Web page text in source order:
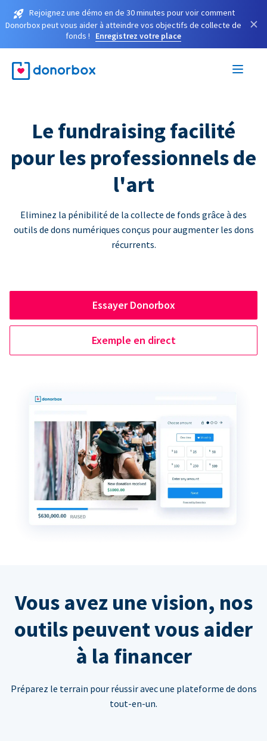
Rejoignez une démo en de 30 minutes pour voir comment
Donorbox peut vous aider à atteindre vos objectifs de collecte de
fonds !
Enregistrez votre place
×
Le fundraising facilité
pour les professionnels de
l'art
Eliminez la pénibilité de la collecte de fonds grâce à des
outils de dons numériques conçus pour augmenter les dons
récurrents.
Essayer Donorbox
Exemple en direct
Vous avez une vision, nos
outils peuvent vous aider
à la financer
Préparez le terrain pour réussir avec une plateforme de dons
tout-en-un.